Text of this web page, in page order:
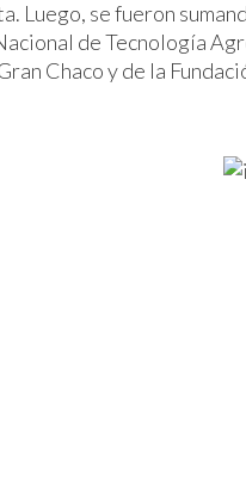
Luego, se fueron
de Tecnología
Chaco y de la